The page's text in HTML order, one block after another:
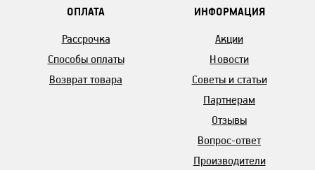
ОПЛАТА
Рассрочка
Способы оплаты
Возврат товара
ИНФОРМАЦИЯ
Акции
Новости
Советы и статьи
Партнерам
Отзывы
Вопрос-ответ
Производители